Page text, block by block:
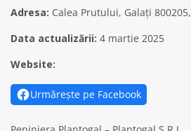
Adresa: Calea Prutului, Galați 800205,
Data actualizării: 4 martie 2025
Website:
Urmărește pe Facebook